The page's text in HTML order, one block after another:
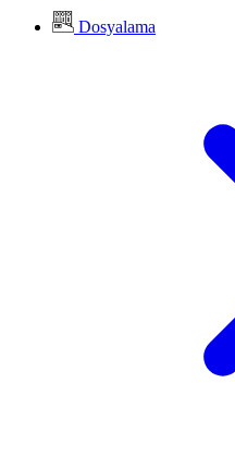
Dosyalama